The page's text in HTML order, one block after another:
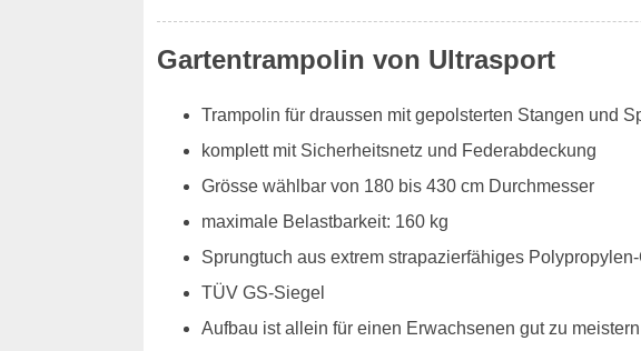
Gartentrampolin von Ultrasport
Trampolin für draussen mit gepolsterten Stangen und
komplett mit Sicherheitsnetz und Federabdeckung
Grösse wählbar von 180 bis 430 cm Durchmesser
maximale Belastbarkeit: 160 kg
Sprungtuch aus extrem strapazierfähiges
TÜV GS-Siegel
Aufbau ist allein für einen Erwachsenen gut zu meistern